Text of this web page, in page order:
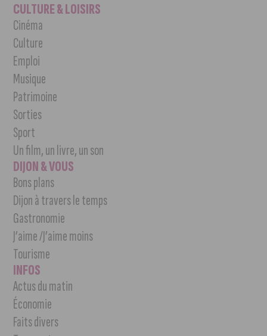
CULTURE & LOISIRS
Cinéma
Culture
Emploi
Musique
Patrimoine
Sorties
Sport
Un film, un livre, un son
DIJON & VOUS
Bons plans
Dijon à travers le temps
Gastronomie
J’aime /J’aime moins
Tourisme
INFOS
Actus du matin
Économie
Faits divers